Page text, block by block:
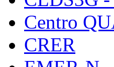
Centro
CRER